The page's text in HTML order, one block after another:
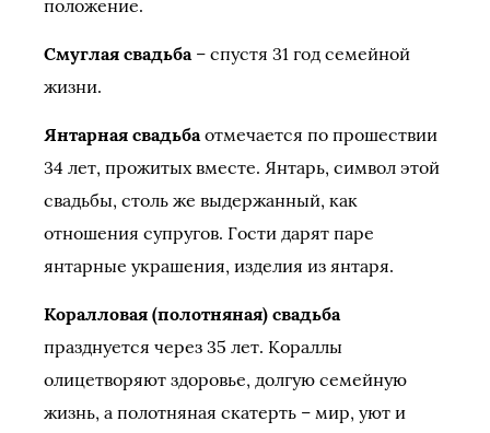
положение.
Смуглая свадьба– спустя 31 год семейной
жизни.
Янтарная свадьбаотмечается по прошествии
34 лет, прожитых вместе. Янтарь, символ этой
свадьбы, столь же выдержанный, как
отношения супругов. Гости дарят паре
янтарные украшения, изделия из янтаря.
Коралловая (полотняная) свадьба
празднуется через 35 лет. Кораллы
олицетворяют здоровье, долгую семейную
жизнь, а полотняная скатерть – мир, уют и